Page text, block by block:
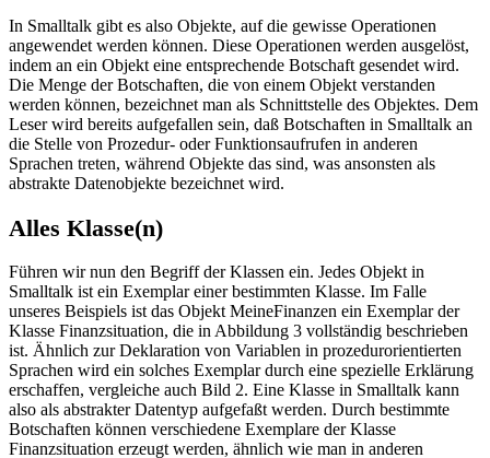
In Smalltalk gibt es also Objekte, auf die gewisse Operationen
angewendet werden können. Diese Operationen werden ausgelöst,
indem an ein Objekt eine entsprechende Botschaft gesendet wird.
Die Menge der Botschaften, die von einem Objekt verstanden
werden können, bezeichnet man als Schnittstelle des Objektes. Dem
Leser wird bereits aufgefallen sein, daß Botschaften in Smalltalk an
die Stelle von Prozedur- oder Funktionsaufrufen in anderen
Sprachen treten, während Objekte das sind, was ansonsten als
abstrakte Datenobjekte bezeichnet wird.
Alles Klasse(n)
Führen wir nun den Begriff der Klassen ein. Jedes Objekt in
Smalltalk ist ein Exemplar einer bestimmten Klasse. Im Falle
unseres Beispiels ist das Objekt MeineFinanzen ein Exemplar der
Klasse Finanzsituation, die in Abbildung 3 vollständig beschrieben
ist. Ähnlich zur Deklaration von Variablen in prozedurorientierten
Sprachen wird ein solches Exemplar durch eine spezielle Erklärung
erschaffen, vergleiche auch Bild 2. Eine Klasse in Smalltalk kann
also als abstrakter Datentyp aufgefaßt werden. Durch bestimmte
Botschaften können verschiedene Exemplare der Klasse
Finanzsituation erzeugt werden, ähnlich wie man in anderen